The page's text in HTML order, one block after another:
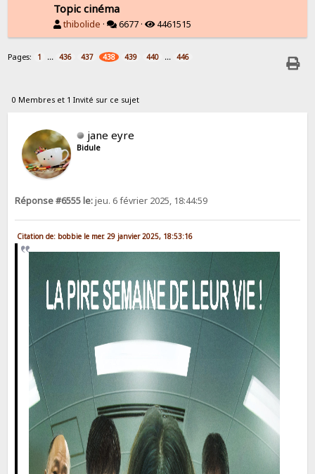
Topic cinéma
thibolide · 6677 · 4461515
Pages: 1 ... 436 437 438 439 440 ... 446
0 Membres et 1 Invité sur ce sujet
jane eyre
Bidule
Réponse #6555 le:jeu. 6 février 2025, 18:44:59
Citation de: bobbie le mer. 29 janvier 2025, 18:53:16